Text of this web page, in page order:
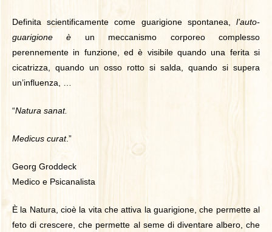
Definita scientificamente come guarigione spontanea, l’auto-
guarigione è un meccanismo corporeo complesso
perennemente in funzione, ed è visibile quando una ferita si
cicatrizza, quando un osso rotto si salda, quando si supera
un’influenza, …
“Natura sanat.
Medicus curat.”
Georg Groddeck
Medico e Psicanalista
È la Natura, cioè la vita che attiva la guarigione,che permette al
feto di crescere, che permette al seme di diventare albero, che